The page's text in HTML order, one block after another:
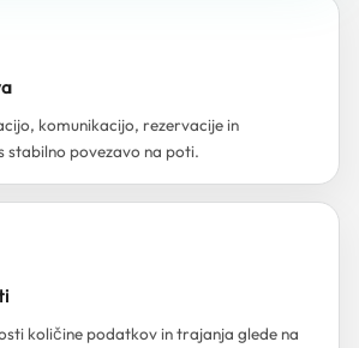
komunikacijo, rezervacije in
stabilno povezavo na poti.
količine podatkov in trajanja glede na